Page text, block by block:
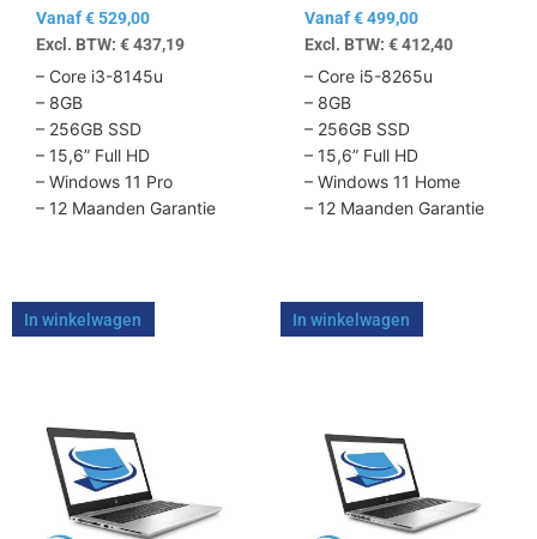
Vanaf€529,00
Excl. BTW: €437,19
– Core i3-8145u
– 8GB
– 256GB SSD
– 15,6” Full HD
– Windows 11 Pro
– 12 Maanden Garantie
In winkelwagen
productpagina
Vanaf€499,00
Excl. BTW: €412,40
– Core i5-8265u
– 8GB
– 256GB SSD
– 15,6” Full HD
– Windows 11 Home
– 12 Maanden Garantie
In winkelwagen
productpagina
heeft
meerdere
variaties.
meerdere
variaties.